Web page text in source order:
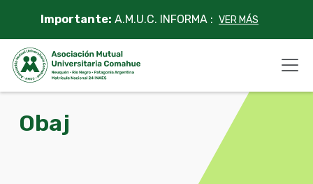
content
Importante: A.M.U.C. INFORMA : VER MÁS
Obaj